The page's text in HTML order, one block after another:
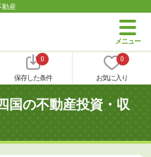
動産
0
保存した条件
0
お気に入り
国の不動産投資・収